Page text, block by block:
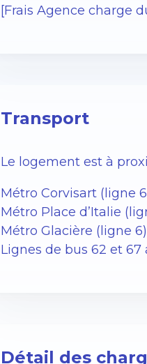
[Frais Agence charge
Transport
Le logement est à
Métro Corvisart (ligne
Métro Place d’Italie
Métro Glacière (ligne
Lignes de bus 62 et
Détail des